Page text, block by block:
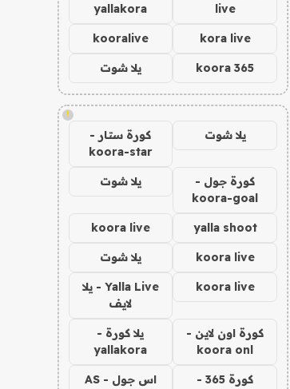
live
yallakora
kora live
kooralive
koora 365 يلا شوت
!
يلا شوت
كورة ستار -
koora-star
كورة جول -
koora-goal
يلا شوت
yalla shoot
koora live
koora live يلا شوت
koora live
Yalla Live - يلا
لايف
كورة اون لاين -
koora onl
يلا كورة -
yallakora
كورة 365 -
اس جول - AS